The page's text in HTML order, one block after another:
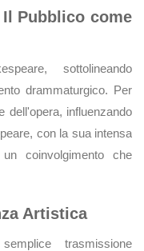
Pubblico come
sottolineando
drammaturgico. Per
dell'opera, influenzando
con la sua intensa
coinvolgimento che
Artistica
trasmissione